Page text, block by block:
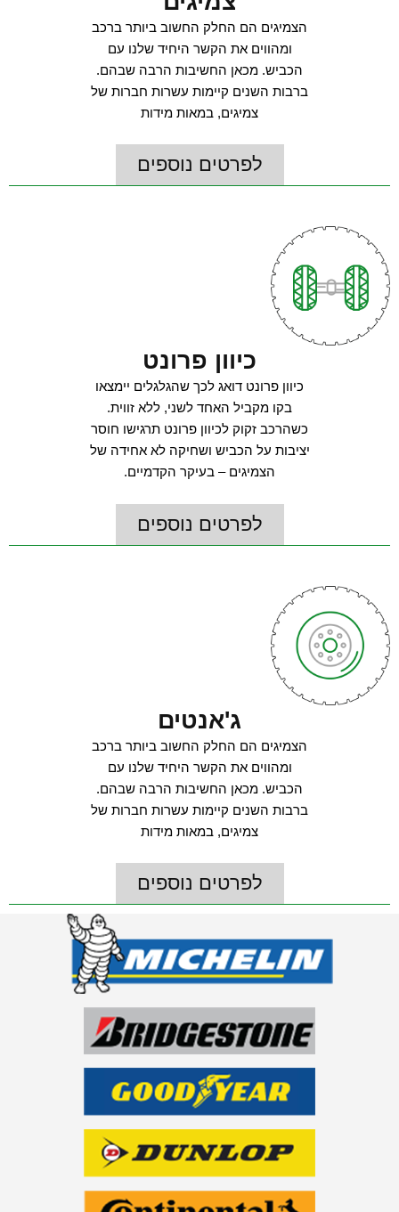
הצמיגים הם החלק החשוב ביותר ברכב
ומהווים את הקשר היחיד שלנו עם
הכביש. מכאן החשיבות הרבה שבהם.
ברבות השנים קיימות עשרות חברות של
צמיגים, במאות מידות
לפרטים נוספים
כיוון פרונט
כיוון פרונט דואג לכך שהגלגלים יימצאו
בקו מקביל האחד לשני, ללא זווית.
כשהרכב זקוק לכיוון פרונט תרגישו חוסר
יציבות על הכביש ושחיקה לא אחידה של
הצמיגים – בעיקר הקדמיים.
לפרטים נוספים
ג'אנטים
הצמיגים הם החלק החשוב ביותר ברכב
ומהווים את הקשר היחיד שלנו עם
הכביש. מכאן החשיבות הרבה שבהם.
ברבות השנים קיימות עשרות חברות של
צמיגים, במאות מידות
לפרטים נוספים